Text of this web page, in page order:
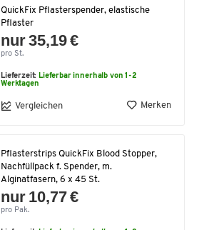
QuickFix Pflasterspender, elastische
Pflaster
nur 35,19 €
pro St.
Lieferzeit:Lieferbar innerhalb von 1-2
Werktagen
Vergleichen Merken
Pflasterstrips QuickFix Blood Stopper,
Nachfüllpack f. Spender, m.
Alginatfasern, 6 x 45 St.
nur 10,77 €
pro Pak.